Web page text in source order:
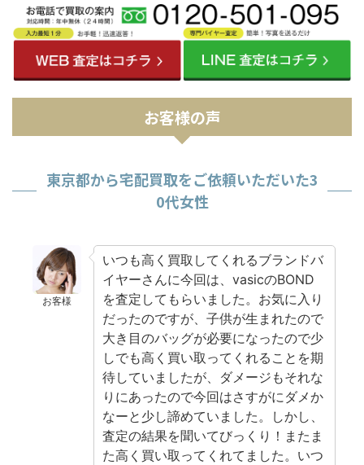
お客様の声
東京都から宅配買取をご依頼いただいた3
0代女性
お客様
いつも高く買取してくれるブランドバ
イヤーさんに今回は、vasicのBOND
を査定してもらいました。お気に入り
だったのですが、子供が生まれたので
大き目のバッグが必要になったので少
しでも高く買い取ってくれることを期
待していましたが、ダメージもそれな
りにあったので今回はさすがにダメか
なーと少し諦めていました。しかし、
査定の結果を聞いてびっくり！またま
た高く買い取ってくれてました。いつ